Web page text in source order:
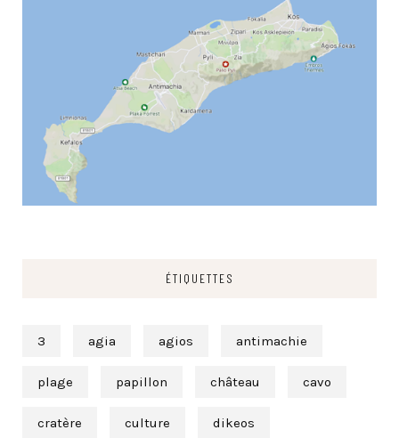
ÉTIQUETTES
3 agia agios antimachie
plage papillon château cavo
cratère culture dikeos